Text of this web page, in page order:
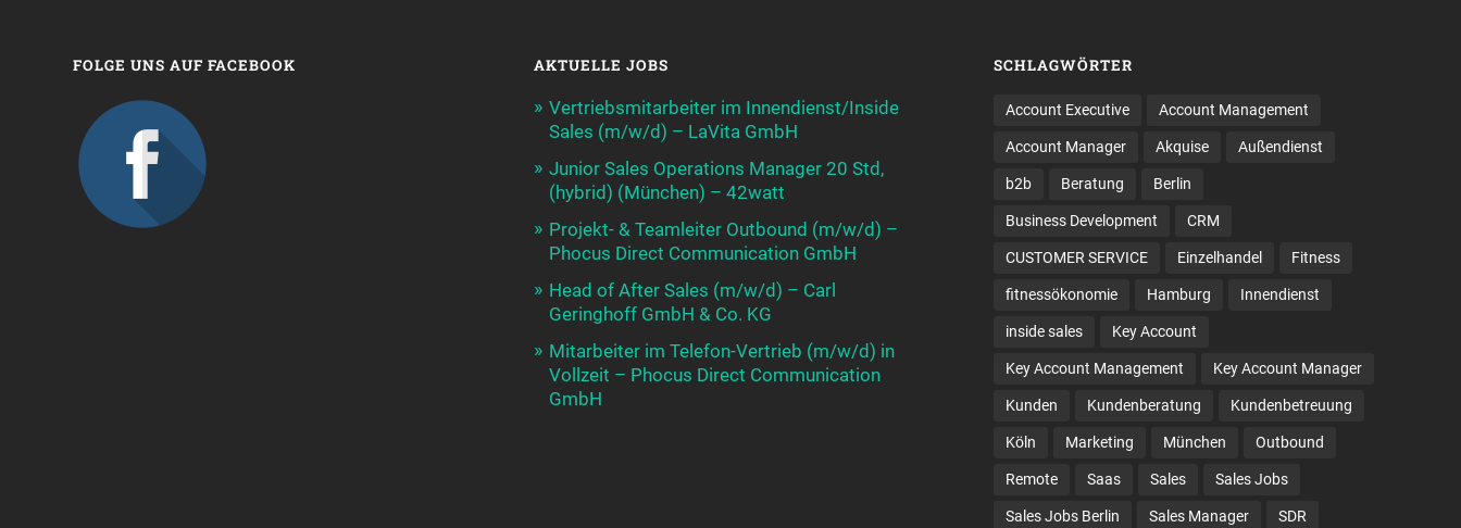
FOLGE UNS AUF FACEBOOK AKTUELLE JOBS
Vertriebsmitarbeiter im Innendienst/Inside
Sales (m/w/d) – LaVita GmbH
Junior Sales Operations Manager 20 Std,
(hybrid) (München) – 42watt
Projekt- & Teamleiter Outbound (m/w/d) –
Phocus Direct Communication GmbH
Head of After Sales (m/w/d) – Carl
Geringhoff GmbH & Co. KG
Mitarbeiter im Telefon-Vertrieb (m/w/d) in
Vollzeit – Phocus Direct Communication
GmbH
SCHLAGWÖRTER
Account Executive Account Management
Account Manager Akquise Außendienst
b2b Beratung Berlin
Business Development CRM
CUSTOMER SERVICE Einzelhandel Fitness
fitnessökonomie Hamburg Innendienst
inside sales Key Account
Key Account Management Key Account Manager
Kunden Kundenberatung Kundenbetreuung
Köln Marketing München Outbound
Remote Saas Sales Sales Jobs
Sales Jobs Berlin Sales Manager SDR